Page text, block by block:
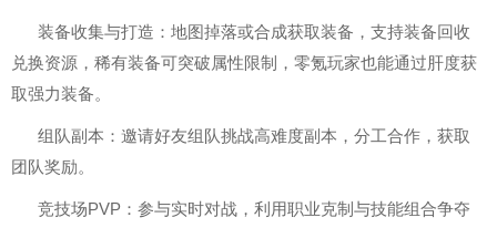
装备收集与打造：地图掉落或合成获取装备，支持装备回收
兑换资源，稀有装备可突破属性限制，零氪玩家也能通过肝度获
取强力装备。
组队副本：邀请好友组队挑战高难度副本，分工合作，获取
团队奖励。
竞技场PVP：参与实时对战，利用职业克制与技能组合争夺